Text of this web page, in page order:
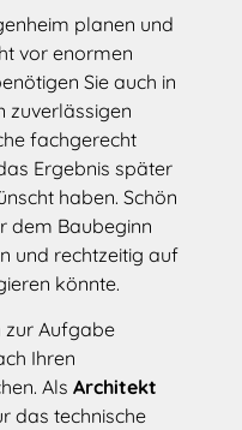
planen und
vor enormen
Sie auch in
zuverlässigen
fachgerecht
Ergebnis später
haben. Schön
dem Baubeginn
und rechtzeitig auf
könnte.
zur Aufgabe
Ihren
Als Architekt
das technische